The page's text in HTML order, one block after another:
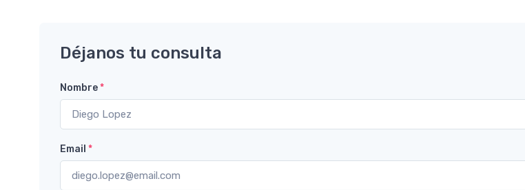
Déjanos tu consulta
Nombre*
Email *